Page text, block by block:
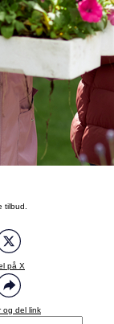
tilbud.
på X
og del link